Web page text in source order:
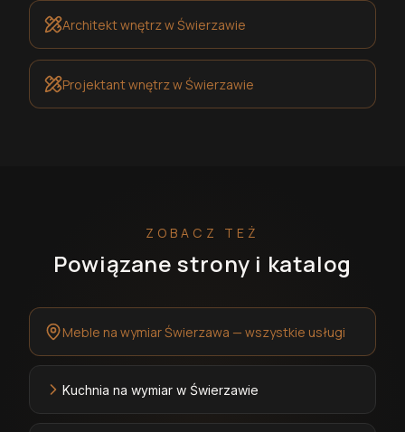
Architekt wnętrzw Świerzawie
Projektant wnętrzw Świerzawie
ZOBACZ TEŻ
Powiązane strony i katalog
Meble na wymiar Świerzawa — wszystkie usługi
Kuchnia na wymiar w Świerzawie